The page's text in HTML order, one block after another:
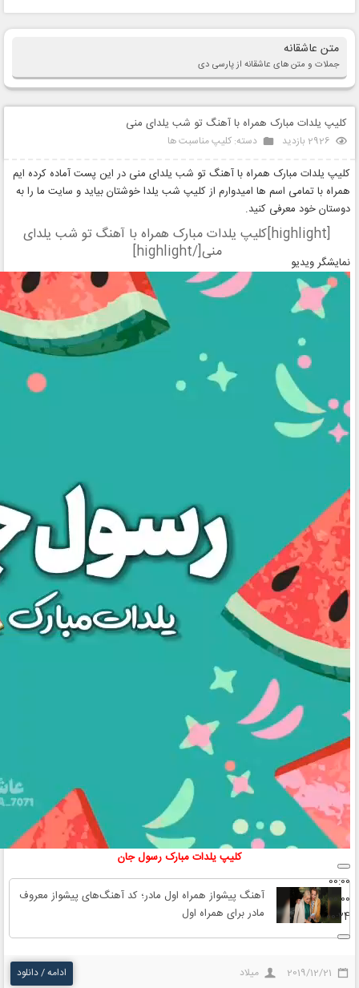
متن عاشقانه
جملات و متن های عاشقانه از پارسی دی
کلیپ‌ یلدات مبارک همراه با آهنگ تو شب یلدای منی
2926 بازدید دسته: کلیپ مناسبت ها
کلیپ‌ یلدات مبارک همراه با آهنگ تو شب یلدای منی در این پست آماده کرده ایم
همراه با تمامی اسم ها امیدوارم از کلیپ شب یلدا خوشتان بیاید و سایت ما را به
دوستان خود معرفی کنید.
[highlight]کلیپ‌ یلدات مبارک همراه با آهنگ تو شب یلدای
منی[/highlight]
نمایشگر ویدیو
00:00
00:00
00:24
کلیپ‌ یلدات مبارک رسول جان
آهنگ پیشواز همراه اول مادر؛ کد آهنگ‌های پیشواز معروف
مادر برای همراه اول
2019/12/21 میلاد ادامه / دانلود